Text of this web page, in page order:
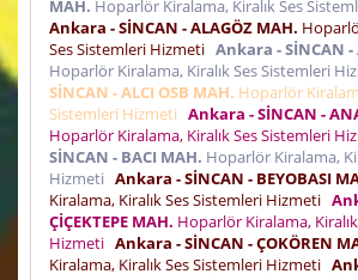
MAH. Hoparlör Kiralama, Kiralık Ses
Ankara - SİNCAN - ALAGÖZ MAH.
Ses Sistemleri Hizmeti Ankara - SİNCAN -
Hoparlör Kiralama, Kiralık Ses Sistemleri
SİNCAN - ALCI OSB MAH. Hoparlör
Sistemleri Hizmeti Ankara - SİNCAN -
Hoparlör Kiralama, Kiralık Ses Sistemleri
SİNCAN - BACI MAH. Hoparlör Kiralama,
Hizmeti Ankara - SİNCAN - BEYOBASI
Kiralama, Kiralık Ses Sistemleri Hizmeti
ÇİÇEKTEPE MAH. Hoparlör Kiralama,
Hizmeti Ankara - SİNCAN - ÇOKÖREN
Kiralama, Kiralık Ses Sistemleri Hizmeti